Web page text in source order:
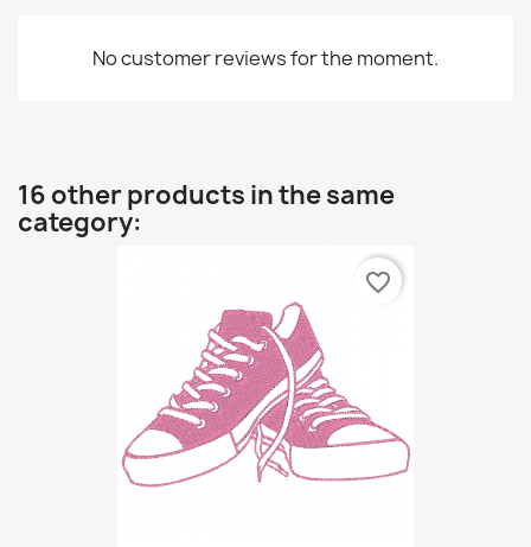
No customer reviews for the moment.
16 other products in the same
category:
favorite_border